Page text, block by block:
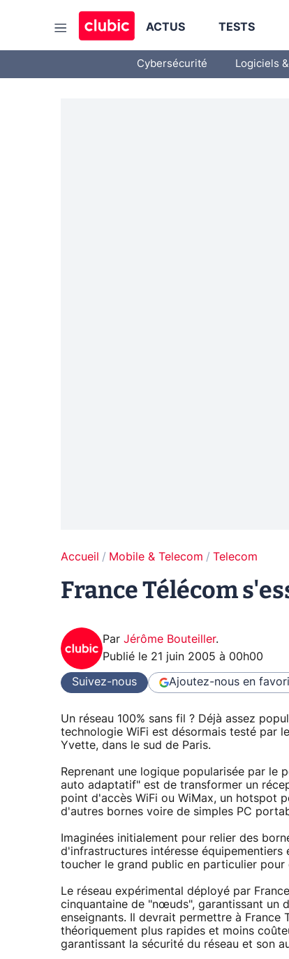
ACTUS TESTS
Cybersécurité Logiciels
Accueil Mobile & Telecom Telecom
France Télécom
Par Jérôme Bouteiller.
Publié le 21 juin 2005 à 00h00
Suivez-nous Ajoutez-nous en favori
Un réseau 100% sans fil ? Déjà assez
technologie WiFi est désormais testé par
Yvette, dans le sud de Paris.
Reprenant une logique popularisée par le
auto adaptatif" est de transformer un
point d'accès WiFi ou WiMax, un hotspot
d'autres bornes voire de simples PC
Imaginées initialement pour relier des
d'infrastructures intéresse
toucher le grand public en particulier
Le réseau expérimental déployé par
cinquantaine de "nœuds", garantissant un
enseignants. Il devrait permettre à
théoriquement plus rapides et moins
garantissant la sécurité du réseau et son